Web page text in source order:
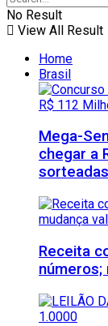
No Result
View All Result
Home
Brasil
Mega-
chegar a
sorteadas
Receita
números;